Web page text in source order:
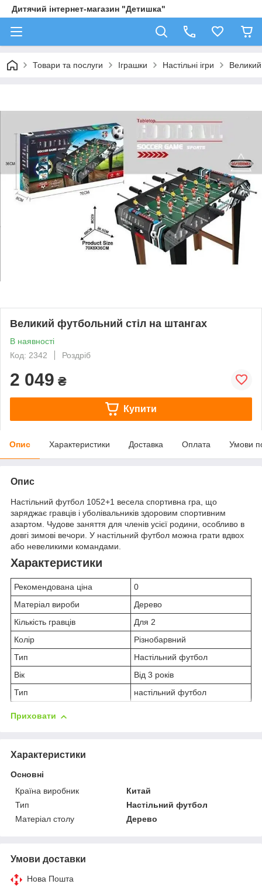
Дитячий інтернет-магазин "Детишка"
Товари та послуги Іграшки Настільні ігри
Великий футбольний стіл на штангах
В наявності
Код: 2342
Роздріб
2 049 ₴
Купити
Опис Характеристики Доставка Оплата Умови
Опис
Настільний футбол 1052+1 весела спортивна гра, що
заряджає гравців і уболівальників здоровим спортивним
азартом. Чудове заняття для членів усієї родини, особливо в
довгі зимові вечори. У настільний футбол можна грати вдвох
або невеликими командами.
Характеристики
Рекомендована ціна
0
Матеріал вироби
Дерево
Кількість гравців
Для 2
Колір
Різнобарвний
Тип
Настільний футбол
Вік
Від 3 років
Тип
настільний футбол
Приховати
Характеристики
Основні
Країна виробник
Китай
Тип
Настільний футбол
Матеріал столу
Дерево
Умови доставки
Нова Пошта